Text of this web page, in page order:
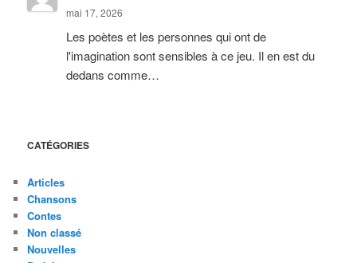
mai 17, 2026
Les poètes et les personnes qui ont de
l'imagination sont sensibles à ce jeu. Il en est du
dedans comme…
CATÉGORIES
Articles
Chansons
Contes
Non classé
Nouvelles